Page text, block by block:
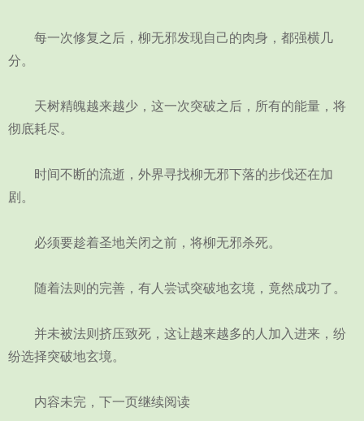
每一次修复之后，柳无邪发现自己的肉身，都强横几
分。
天树精魄越来越少，这一次突破之后，所有的能量，将
彻底耗尽。
时间不断的流逝，外界寻找柳无邪下落的步伐还在加
剧。
必须要趁着圣地关闭之前，将柳无邪杀死。
随着法则的完善，有人尝试突破地玄境，竟然成功了。
并未被法则挤压致死，这让越来越多的人加入进来，纷
纷选择突破地玄境。
内容未完，下一页继续阅读